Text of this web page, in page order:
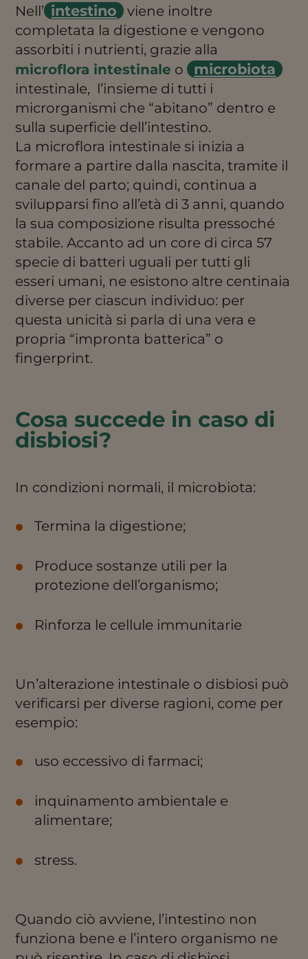
Nell’ intestino
viene inoltre
completata la digestione e vengono
assorbiti i nutrienti, grazie alla
microflora intestinale o microbiota
intestinale, l’insieme di tutti i
microrganismi che “abitano” dentro e
sulla superficie dell’intestino.
La microflora intestinale si inizia a
formare a partire dalla nascita, tramite il
canale del parto; quindi, continua a
svilupparsi fino all’età di 3 anni, quando
la sua composizione risulta pressoché
stabile. Accanto ad un core di circa 57
specie di batteri uguali per tutti gli
esseri umani, ne esistono altre centinaia
diverse per ciascun individuo: per
questa unicità si parla di una vera e
propria “impronta batterica” o
fingerprint.
Cosa succede in caso di
disbiosi?
In condizioni normali, il microbiota:
Termina la digestione;
Produce sostanze utili per la
protezione dell’organismo;
Rinforza le cellule immunitarie
Un’alterazione intestinale o disbiosi può
verificarsi per diverse ragioni, come per
esempio:
uso eccessivo di farmaci;
inquinamento ambientale e
alimentare;
stress.
Quando ciò avviene, l’intestino non
funziona bene e l’intero organismo ne